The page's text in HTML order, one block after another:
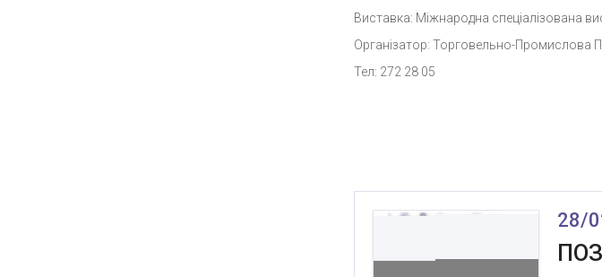
Виставка: Міжнародна спеціалізована
Організатор: Торговельно-Промислова
Тел: 272 28 05
28/